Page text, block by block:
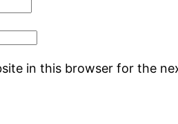
in this browser for the